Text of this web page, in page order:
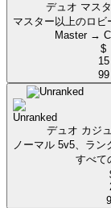
デュオ マス
マスター以上のロビ
Master →
$
15
99
デュオ カジ
ノーマル 5v5、ラン
すべて